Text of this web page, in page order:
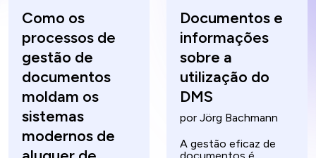
artigo explora a
as etapas envolvidas e
como o software
pode melhorar o
processo de gestão.
Como os
processos de
gestão de
documentos
moldam os
sistemas
modernos de
Documentos e
informações
sobre a
utilização do
DMS
por Jörg Bachmann
A gestão eficaz de